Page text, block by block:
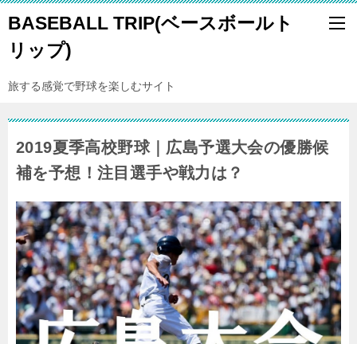
BASEBALL TRIP(ベースボールト
リップ)
旅する感覚で野球を楽しむサイト
2019夏季高校野球｜広島予選大会の優勝候
補を予想！注目選手や戦力は？